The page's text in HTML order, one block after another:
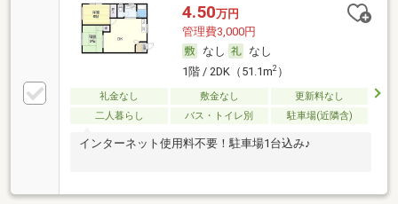
4.50万円
管理費3,000円
なし
なし
1階 / 2DK（51.1m2）
礼金なし 敷金なし
更新料なし
二人暮らし
バス・トイレ別 駐車場(近隣含)
インターネット使用料不要！駐車場1台込み♪